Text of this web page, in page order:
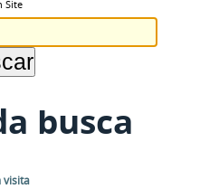
Site
busca
visita